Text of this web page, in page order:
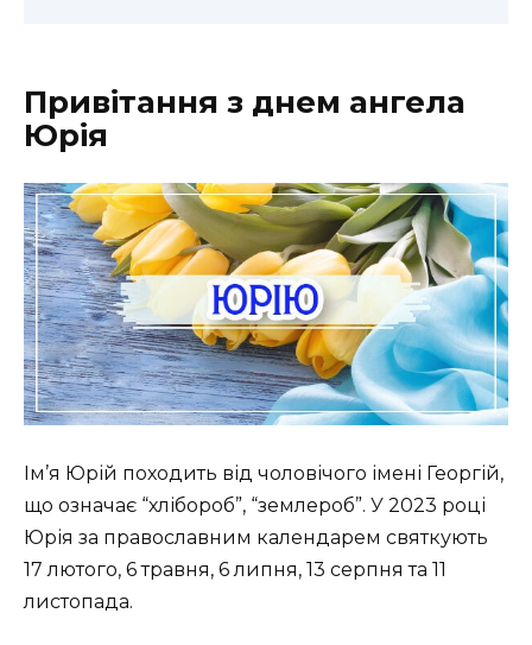
Привітання з днем ангела
Юрія
Ім’я Юрій походить від чоловічого імені Георгій,
що означає “хлібороб”, “землероб”. У 2023 році
Юрія за православним календарем святкують
17 лютого, 6 травня, 6 липня, 13 серпня та 11
листопада.